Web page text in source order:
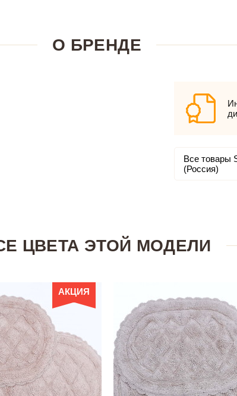
О БРЕНДЕ
Все товары
(Россия)
ЦВЕТА ЭТОЙ МОДЕЛИ
АКЦИЯ